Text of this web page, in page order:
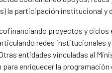
la participación institucional y
proyectos y
redes institucionales
entidades vinculadas al
enriquecer la programación